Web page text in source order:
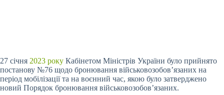
27 січня 2023 року Кабінетом Міністрів України було прийнято
постанову №76 щодо бронювання військовозобов’язаних на
період мобілізації та на воєнний час, якою було затверджено
новий Порядок бронювання військовозобов’язаних.